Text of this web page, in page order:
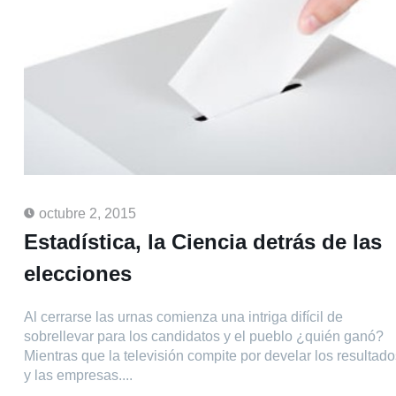
octubre 2, 2015
Estadística, la Ciencia detrás de las
elecciones
Al cerrarse las urnas comienza una intriga difícil de
sobrellevar para los candidatos y el pueblo ¿quién ganó?
Mientras que la televisión compite por develar los
y las empresas....